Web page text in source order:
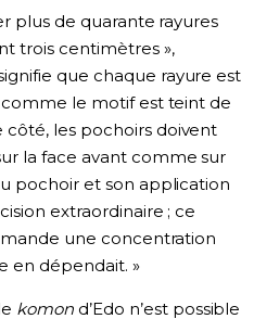
plus de quarante rayures
trois centimètres »,
que chaque rayure est
comme le motif est teint de
les pochoirs doivent
la face avant comme sur
pochoir et son application
extraordinaire ; ce
une concentration
en dépendait. »
komond’Edo n’est possible